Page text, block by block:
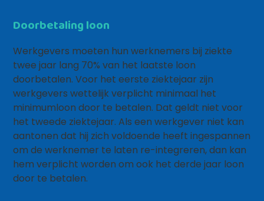
Doorbetaling loon
Werkgevers moeten hun werknemers bij ziekte
twee jaar lang 70% van het laatste loon
doorbetalen. Voor het eerste ziektejaar zijn
werkgevers wettelijk verplicht minimaal het
minimumloon door te betalen. Dat geldt niet voor
het tweede ziektejaar. Als een werkgever niet kan
aantonen dat hij zich voldoende heeft ingespannen
om de werknemer te laten re-integreren, dan kan
hem verplicht worden om ook het derde jaar loon
door te betalen.